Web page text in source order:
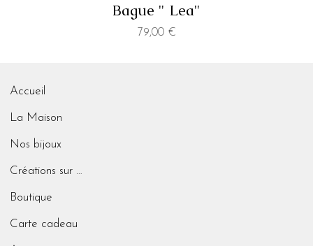
Bague " Lea"
Prix
79,00 €
Accueil
La Maison
Nos bijoux
Créations sur mesure
Boutique
Carte cadeau